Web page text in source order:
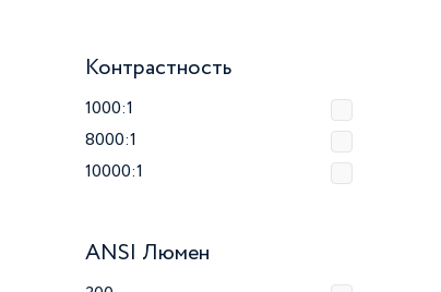
Контрастность
1000:1
8000:1
10000:1
ANSI Люмен